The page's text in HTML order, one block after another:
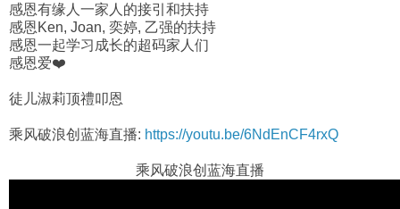
感恩有缘人一家人的接引和扶持
感恩Ken, Joan, 奕婷, 乙强的扶持
感恩一起学习成长的超码家人们
感恩爱❤️
徒儿淑莉顶禮叩恩
乘风破浪创蓝海直播: https://youtu.be/6NdEnCF4rxQ
乘风破浪创蓝海直播